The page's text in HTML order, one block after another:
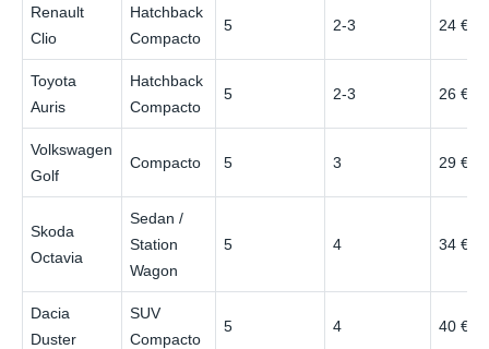
Renault
Clio
Hatchback
Compacto
5 2-3 24 €
Toyota
Auris
Hatchback
Compacto
5 2-3 26 €
Volkswagen
Golf
Compacto 5 3 29 €
Skoda
Octavia
Sedan /
Station
Wagon
5 4 34 €
Dacia
Duster
SUV
Compacto
5 4 40 €